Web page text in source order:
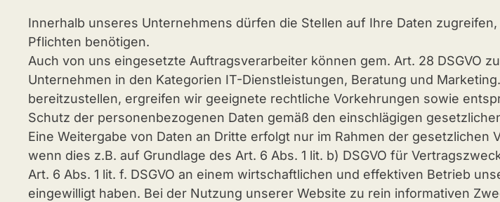
Innerhalb unseres Unternehmens dürfen die Stellen auf Ihre Daten
Pflichten benötigen.
Auch von uns eingesetzte Auftragsverarbeiter können gem. Art. 28 DSGVO
Unternehmen in den Kategorien IT-Dienstleistungen, Beratung und
bereitzustellen, ergreifen wir geeignete rechtliche Vorkehrungen sowie
Schutz der personenbezogenen Daten gemäß den einschlägigen
Eine Weitergabe von Daten an Dritte erfolgt nur im Rahmen der
wenn dies z.B. auf Grundlage des Art. 6 Abs. 1 lit. b) DSGVO für
Art. 6 Abs. 1 lit. f. DSGVO an einem wirtschaftlichen und effektiven Betrieb
eingewilligt haben. Bei der Nutzung unserer Website zu rein informativen